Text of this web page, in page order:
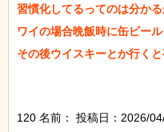
習慣化してるってのは分か
ワイの場合晩飯時に缶ビー
その後ウイスキーとか行く
120 名前：
投稿日：2026/